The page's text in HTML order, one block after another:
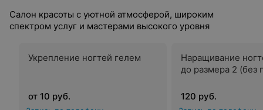
Салон красоты с уютной атмосферой, широким
спектром услуг и мастерами высокого уровня
Укрепление ногтей гелем
от 10 руб.
Наращивание
до размера 2 (без
120 руб.